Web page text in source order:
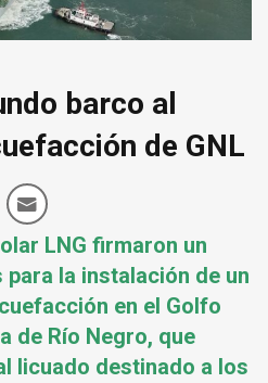
barco al
de GNL
LNG firmaron un
la instalación de un
en el Golfo
de Río Negro, que
licuado destinado a los